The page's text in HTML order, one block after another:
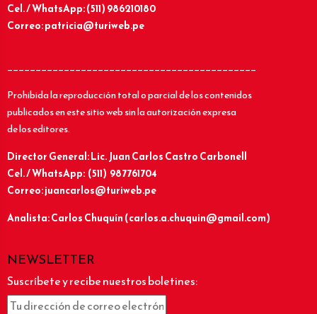
Cel. / WhatsApp: (511) 986210180
Correo: patricia@turiweb.pe
____________________________________________
Prohibida la reproducción total o parcial de los contenidos
publicados en este sitio web sin la autorización expresa
de los editores.
Director General: Lic.Juan Carlos Castro Carbonell
Cel. / WhatsApp: (511) 987761704
Correo: juancarlos@turiweb.pe
Analista: Carlos Chuquín (carlos.a.chuquin@gmail.com)
NEWSLETTER
Suscríbete y recibe nuestros boletines: